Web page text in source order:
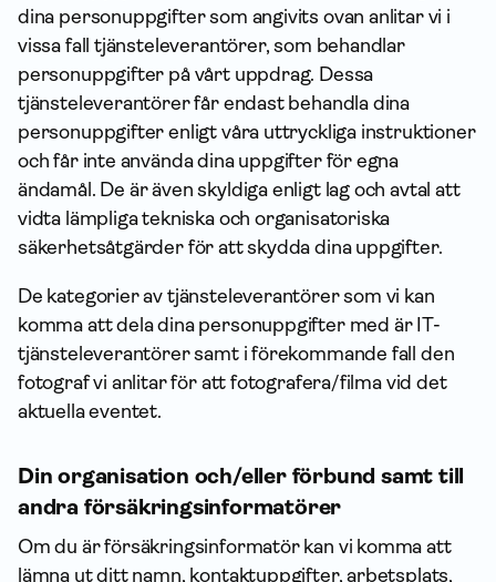
dina person­uppgifter som angivits ovan anlitar vi i
vissa fall tjänsteleverantörer, som behandlar
person­uppgifter på vårt uppdrag. Dessa
tjänsteleverantörer får endast behandla dina
person­uppgifter enligt våra uttryckliga instruktioner
och får inte använda dina upp­gifter för egna
ändamål. De är även skyldiga enligt lag och avtal att
vidta lämpliga tekniska och organisatoriska
säkerhetsåtgärder för att skydda dina upp­gifter.
De kategorier av tjänsteleverantörer som vi kan
komma att dela dina person­uppgifter med är IT-
tjänsteleverantörer samt i förekommande fall den
fotograf vi anlitar för att fotografera/filma vid det
aktuella eventet.
Din organisation och/eller förbund samt till
andra försäkringsinformatörer
Om du är försäkrings­informatör kan vi komma att
lämna ut ditt namn, kontakt­uppgifter, arbetsplats,